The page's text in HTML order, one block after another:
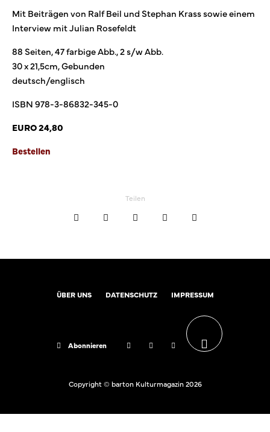
Mit Beiträgen von Ralf Beil und Stephan Krass sowie einem
Interview mit Julian Rosefeldt
88 Seiten, 47 farbige Abb., 2 s/w Abb.
30 x 21,5cm, Gebunden
deutsch/englisch
ISBN 978-3-86832-345-0
EURO 24,80
Bestellen
Teilen
ÜBER UNS DATENSCHUTZ IMPRESSUM
Abonnieren
Copyright © barton Kulturmagazin 2026